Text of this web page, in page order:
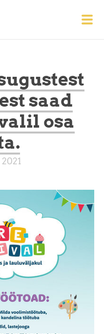
saad
osa